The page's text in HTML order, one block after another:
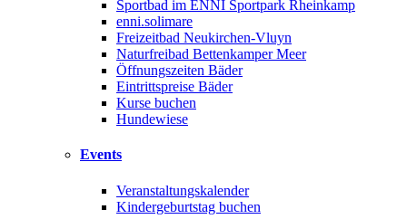
Sportbad im ENNI Sportpark Rheinkamp
enni.solimare
Freizeitbad Neukirchen-Vluyn
Naturfreibad Bettenkamper Meer
Öffnungszeiten Bäder
Eintrittspreise Bäder
Kurse buchen
Hundewiese
Events
Veranstaltungskalender
Kindergeburtstag buchen